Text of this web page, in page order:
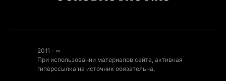
2011 - ∞
При использовании материалов сайта, активная
гиперссылка на источник обязательна.